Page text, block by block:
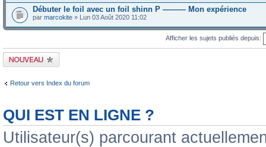
Débuter le foil avec un foil shinn P ——— Mon expérience
par marcokite » Lun 03 Août 2020 11:02
Afficher les sujets publiés depuis:
Publier un nouveau
sujet
Retour vers Index du forum
QUI EST EN LIGNE ?
Utilisateur(s) parcourant